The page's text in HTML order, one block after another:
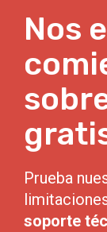
Nos
Prueba
soporte